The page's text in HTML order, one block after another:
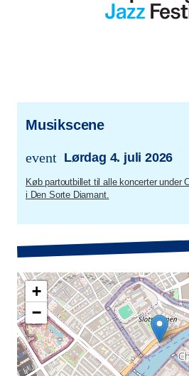
Musikscene
event
trans.event.date
Lørdag 4. juli 2026
Køb partoutbillet til alle koncerter under
i Den Sorte Diamant.
+
−